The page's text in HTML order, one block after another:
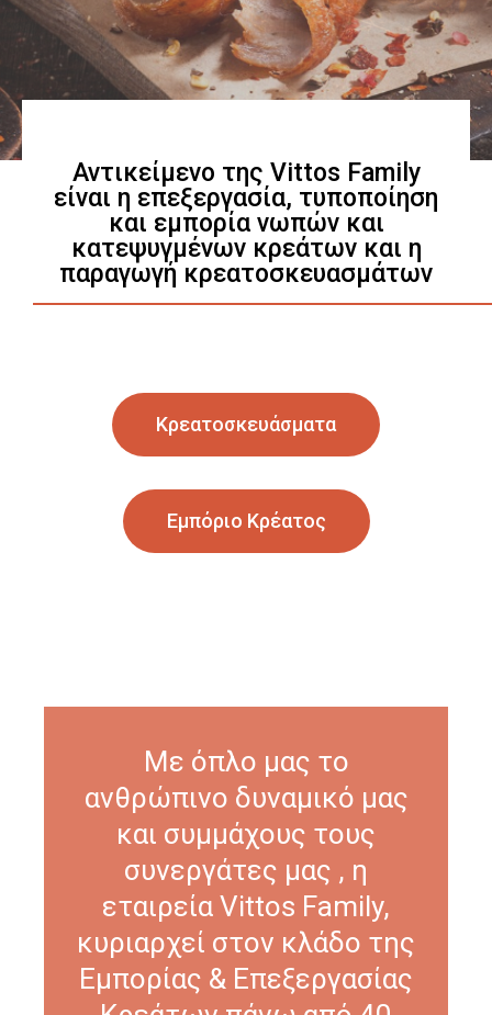
Γνωρίστε μας
Αντικείμενο της Vittos Family
είναι η επεξεργασία, τυποποίηση
και εμπορία νωπών και
κατεψυγμένων κρεάτων και η
παραγωγή κρεατοσκευασμάτων
Κρεατοσκευάσματα
Εμπόριο Κρέατος
Με όπλο μας το
ανθρώπινο δυναμικό μας
και συμμάχους τους
συνεργάτες μας , η
εταιρεία Vittos Family,
κυριαρχεί στον κλάδο της
Εμπορίας & Επεξεργασίας